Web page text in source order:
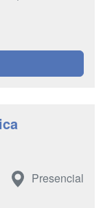
Presencial